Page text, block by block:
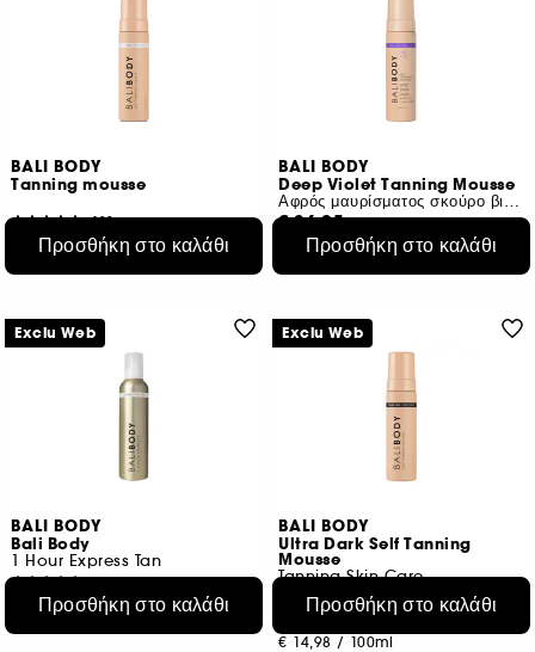
BALI BODY
Tanning mousse
109
€ 29,95
Προσθήκη στο καλάθι
BALI BODY
Deep Violet Tanning Mousse
Αφρός μαυρίσματος σκούρο βιολετί
€ 36,95
€ 18,48 /100ml
Προσθήκη στο καλάθι
BALI BODY
Bali Body
1 Hour Express Tan
82
€ 32,95
Προσθήκη στο καλάθι
Exclu Web
BALI BODY
Ultra Dark Self Tanning
Mousse
Tanning Skin Care
111
€ 29,95
€ 14,98 / 100ml
Προσθήκη στο καλάθι
Exclu Web